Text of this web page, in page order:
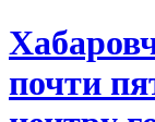
почти